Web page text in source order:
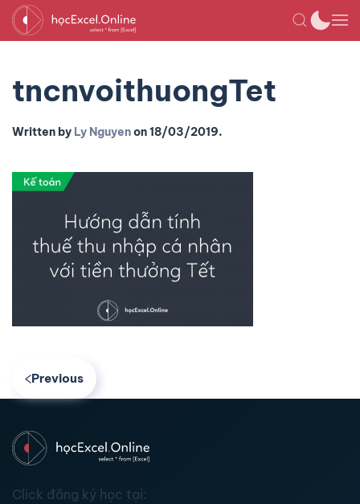
tncnvoithuongTet
Written by Ly Nguyenon18/03/2019.
Previous
Click đăng ký học tại: